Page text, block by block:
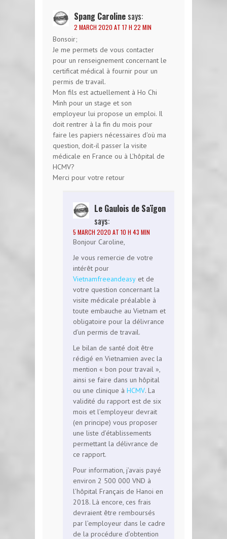
Spang Caroline says:
2 MARCH 2020 AT 17 H 22 MIN
Bonsoir;
Je me permets de vous contacter
pour un renseignement concernant le
certificat médical à fournir pour un
permis de travail.
Mon fils est actuellement à Ho Chi
Minh pour un stage et son
employeur lui propose un emploi. Il
doit rentrer à la fin du mois pour
faire les papiers nécessaires d'où ma
question, doit-il passer la visite
médicale en France ou à L'hôpital de
HCMV?
Merci pour votre retour
Le Gaulois de Saïgon
says:
5 MARCH 2020 AT 10 H 43 MIN
Bonjour Caroline,
Je vous remercie de votre
intérêt pour
Vietnamfreeandeasy et de
votre question concernant la
visite médicale préalable à
toute embauche au Vietnam et
obligatoire pour la délivrance
d’un permis de travail.
Le bilan de santé doit être
rédigé en Vietnamien avec la
mention « bon pour travail »,
ainsi se faire dans un hôpital
ou une clinique à HCMV. La
validité du rapport est de six
mois et l’employeur devrait
(en principe) vous proposer
une liste d’établissements
permettant la délivrance de
ce rapport.
Pour information, j’avais payé
environ 2 500 000 VND à
l’hôpital Français de Hanoi en
2018. Là encore, ces frais
devraient être remboursés
par l’employeur dans le cadre
de la procédure d’obtention